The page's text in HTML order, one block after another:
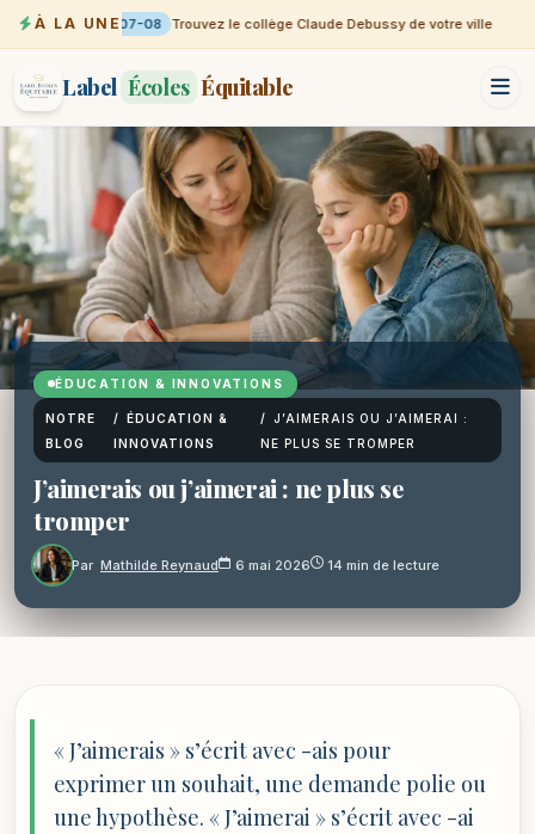
À LA UNE07-08 Trouvez le collège Claude Debussy de votre ville
Label Écoles Équitable
ÉDUCATION & INNOVATIONS
NOTRE
BLOG
/ ÉDUCATION &
INNOVATIONS
/
J’AIMERAIS OU J’AIMERAI :
NE PLUS SE TROMPER
J’aimerais ou j’aimerai : ne plus se
tromper
Par Mathilde Reynaud 6 mai 2026 14 min de lecture
« J’aimerais » s’écrit avec -ais pour
exprimer un souhait, une demande polie ou
une hypothèse. « J’aimerai » s’écrit avec -ai